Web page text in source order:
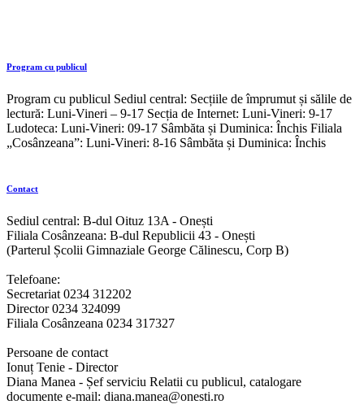
Program cu publicul
Program cu publicul Sediul central: Secțiile de împrumut și sălile de
lectură: Luni-Vineri – 9-17 Secția de Internet: Luni-Vineri: 9-17
Ludoteca: Luni-Vineri: 09-17 Sâmbăta și Duminica: Închis Filiala
„Cosânzeana”: Luni-Vineri: 8-16 Sâmbăta și Duminica: Închis
Contact
Sediul central: B-dul Oituz 13A - Onești
Filiala Cosânzeana: B-dul Republicii 43 - Onești
(Parterul Școlii Gimnaziale George Călinescu, Corp B)
Telefoane:
Secretariat 0234 312202
Director 0234 324099
Filiala Cosânzeana 0234 317327
Persoane de contact
Ionuț Tenie - Director
Diana Manea - Șef serviciu Relatii cu publicul, catalogare
documente e-mail: diana.manea@onesti.ro